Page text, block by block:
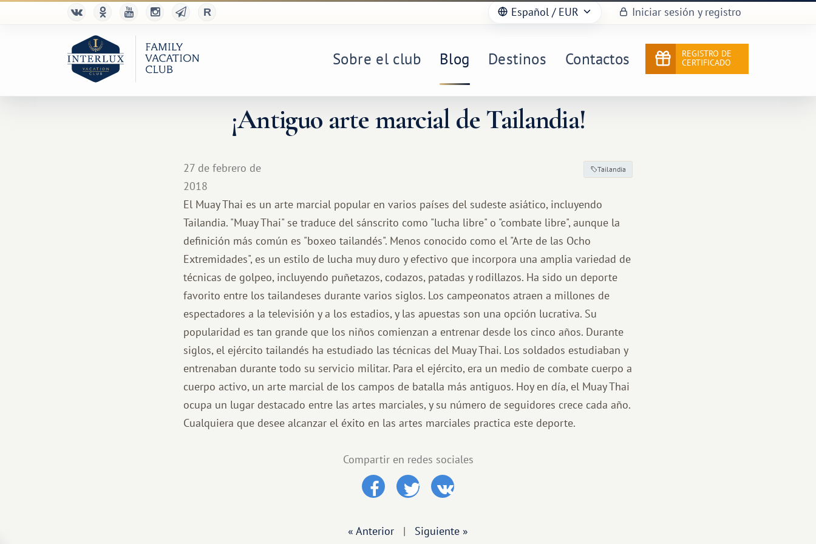
Español / EUR Iniciar sesión y registro
Sobre el club Blog Destinos Contactos
REGISTRO DE
CERTIFICADO
¡Antiguo arte marcial de Tailandia!
27 de febrero de
2018
Tailandia
El Muay Thai es un arte marcial popular en varios países del sudeste asiático, incluyendo
Tailandia. "Muay Thai" se traduce del sánscrito como "lucha libre" o "combate libre", aunque la
definición más común es "boxeo tailandés". Menos conocido como el "Arte de las Ocho
Extremidades", es un estilo de lucha muy duro y efectivo que incorpora una amplia variedad de
técnicas de golpeo, incluyendo puñetazos, codazos, patadas y rodillazos. Ha sido un deporte
favorito entre los tailandeses durante varios siglos. Los campeonatos atraen a millones de
espectadores a la televisión y a los estadios, y las apuestas son una opción lucrativa. Su
popularidad es tan grande que los niños comienzan a entrenar desde los cinco años. Durante
siglos, el ejército tailandés ha estudiado las técnicas del Muay Thai. Los soldados estudiaban y
entrenaban durante todo su servicio militar. Para el ejército, era un medio de combate cuerpo a
cuerpo activo, un arte marcial de los campos de batalla más antiguos. Hoy en día, el Muay Thai
ocupa un lugar destacado entre las artes marciales, y su número de seguidores crece cada año.
Cualquiera que desee alcanzar el éxito en las artes marciales practica este deporte.
Compartir en redes sociales
« Anterior | Siguiente »